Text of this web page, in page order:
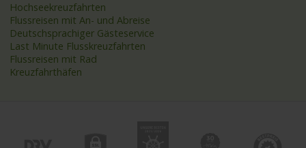
Hochseekreuzfahrten
Flussreisen mit An- und Abreise
Deutschsprachiger Gästeservice
Last Minute Flusskreuzfahrten
Flussreisen mit Rad
Kreuzfahrthäfen